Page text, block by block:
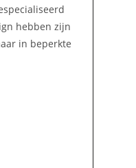
hebben zijn
in beperkte